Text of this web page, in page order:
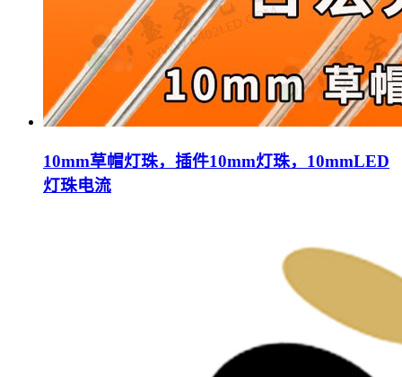
10mm草帽灯珠，插件10mm灯珠，10mmLED
灯珠电流